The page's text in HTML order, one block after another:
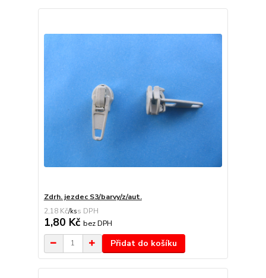
Zdrh. jezdec S3/barvy/z/aut.
2,18 Kč/ks
1,80 Kč bez DPH
Přidat do košíku